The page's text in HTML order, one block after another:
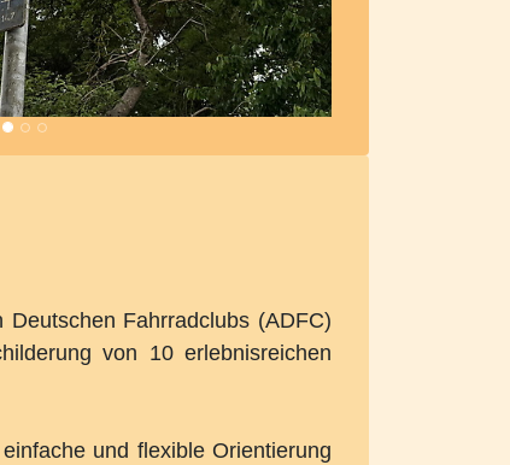
Fahrradclubs (ADFC)
von 10 erlebnisreichen
und flexible Orientierung